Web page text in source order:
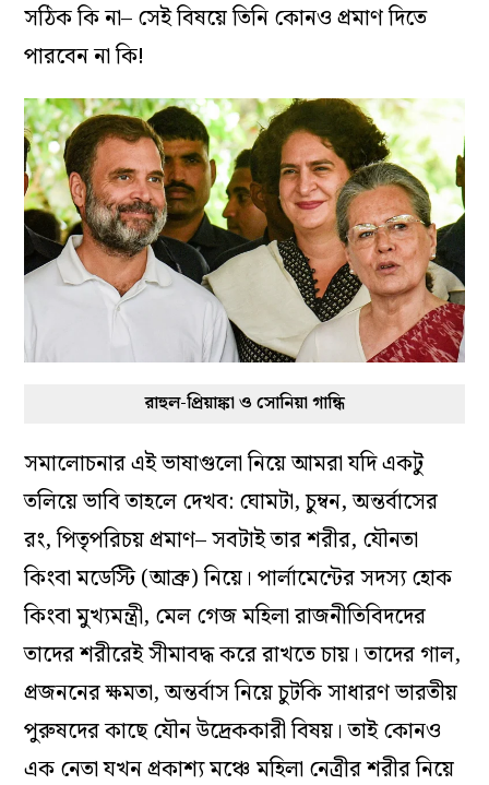
সঠিক কি না– সেই বিষয়ে তিনি কোনও প্রমাণ দিতে
পারবেন না কি!
রাহুল-প্রিয়াঙ্কা ও সোনিয়া গান্ধি
সমালোচনার এই ভাষাগুলো নিয়ে আমরা যদি একটু
তলিয়ে ভাবি তাহলে দেখব: ঘোমটা, চুম্বন, অন্তর্বাসের
রং, পিতৃপরিচয় প্রমাণ– সবটাই তার শরীর, যৌনতা
কিংবা মডেস্টি (আব্রু) নিয়ে। পার্লামেন্টের সদস্য হোক
কিংবা মুখ্যমন্ত্রী, মেল গেজ মহিলা রাজনীতিবিদদের
তাদের শরীরেই সীমাবদ্ধ করে রাখতে চায়। তাদের গাল,
প্রজননের ক্ষমতা, অন্তর্বাস নিয়ে চুটকি সাধারণ ভারতীয়
পুরুষদের কাছে যৌন উদ্রেককারী বিষয়। তাই কোনও
এক নেতা যখন প্রকাশ্য মঞ্চে মহিলা নেত্রীর শরীর নিয়ে